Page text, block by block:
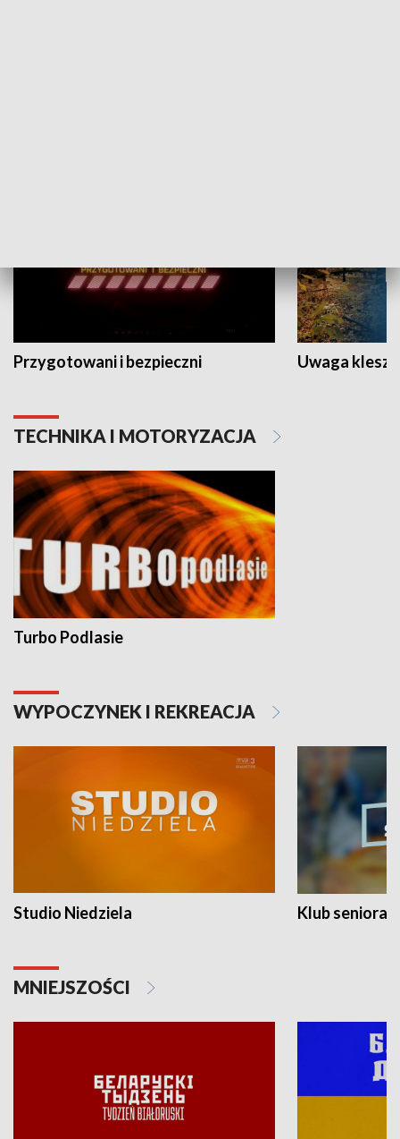
Przygotowani i bezpieczni Uwaga
TECHNIKA I MOTORYZACJA
Turbo Podlasie
WYPOCZYNEK I REKREACJA
Studio Niedziela Klub seniora
MNIEJSZOŚCI